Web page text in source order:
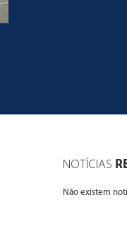
NOTÍCIAS
Não existem